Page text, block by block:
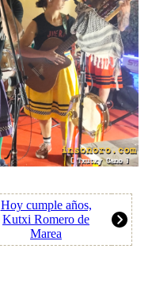
Hoy cumple años,
Kutxi Romero de
Marea